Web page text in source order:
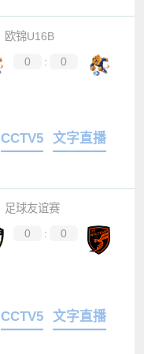
欧锦U16B
0 :
0
CCTV5 文字直播
足球友谊赛
0 : 0
CCTV5 文字直播